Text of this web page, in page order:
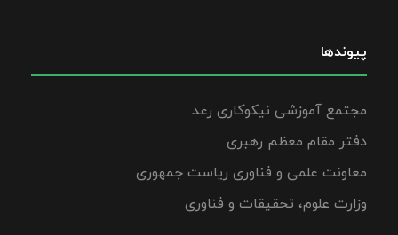
پیوندها
مجتمع آموزشی نیکوکاری رعد
دفتر مقام معظم رهبری
معاونت علمی و فناوری ریاست جمهوری
وزارت علوم، تحقیقات و فناوری